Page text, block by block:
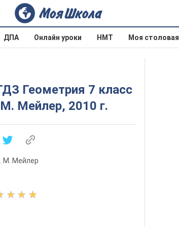
ДПА Онлайн уроки НМТ Моя столовая
Геометрия 7 класс
Мейлер, 2010 г.
М. Мейлер